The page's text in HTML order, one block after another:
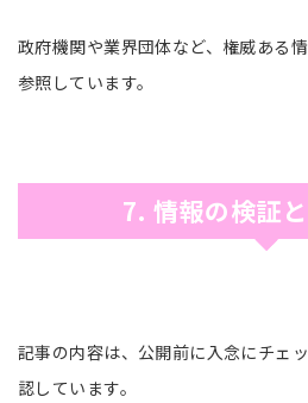
政府機関や業界団体など、権威ある
参照しています。
7. 情報の検証
記事の内容は、公開前に入念にチェ
認しています。